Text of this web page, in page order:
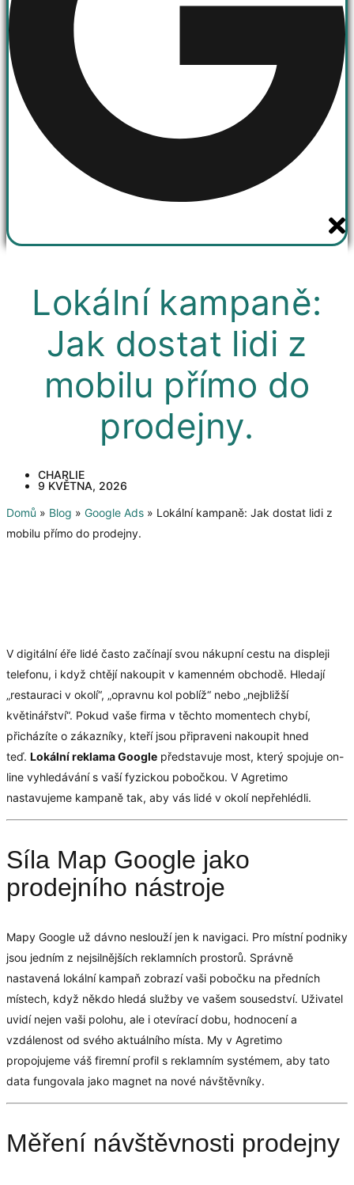
Lokální kampaně:
Jak dostat lidi z
mobilu přímo do
prodejny.
CHARLIE
9 KVĚTNA, 2026
Domů » Blog » Google Ads » Lokální kampaně: Jak dostat lidi z
mobilu přímo do prodejny.
V digitální éře lidé často začínají svou nákupní cestu na displeji
telefonu, i když chtějí nakoupit v kamenném obchodě. Hledají
„restauraci v okolí“, „opravnu kol poblíž“ nebo „nejbližší
květinářství“. Pokud vaše firma v těchto momentech chybí,
přicházíte o zákazníky, kteří jsou připraveni nakoupit hned
teď. Lokální reklama Google představuje most, který spojuje on-
line vyhledávání s vaší fyzickou pobočkou. V Agretimo
nastavujeme kampaně tak, aby vás lidé v okolí nepřehlédli.
Síla Map Google jako
prodejního nástroje
Mapy Google už dávno neslouží jen k navigaci. Pro místní podniky
jsou jedním z nejsilnějších reklamních prostorů. Správně
nastavená lokální kampaň zobrazí vaši pobočku na předních
místech, když někdo hledá služby ve vašem sousedství. Uživatel
uvidí nejen vaši polohu, ale i otevírací dobu, hodnocení a
vzdálenost od svého aktuálního místa. My v Agretimo
propojujeme váš firemní profil s reklamním systémem, aby tato
data fungovala jako magnet na nové návštěvníky.
Měření návštěvnosti prodejny